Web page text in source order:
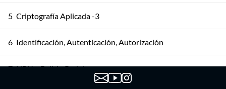
5 Criptografía Aplicada -3
6 Identificación, Autenticación, Autorización
7 HRU y Bell-LaPadula